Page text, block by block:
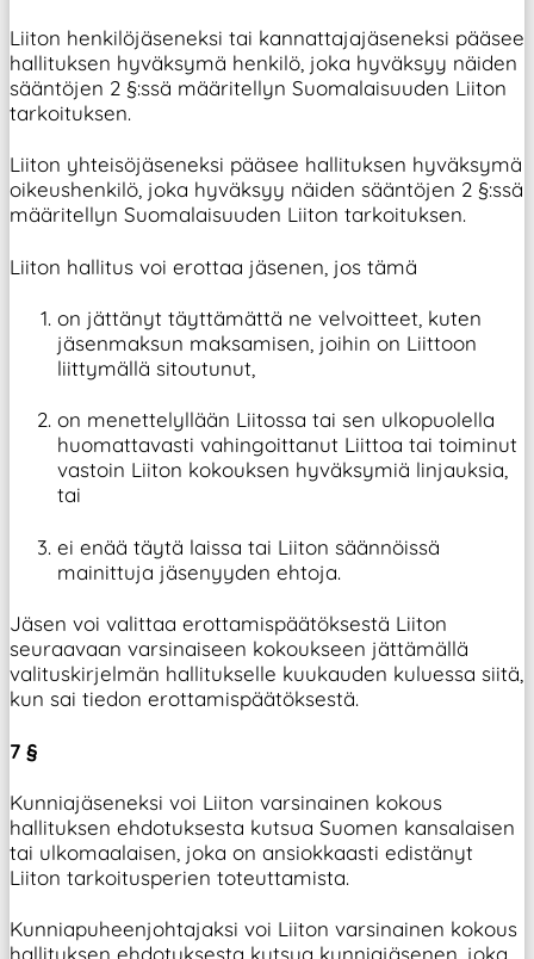
Liiton henkilöjäseneksi tai kannattajajäseneksi pääsee
hallituksen hyväksymä henkilö, joka hyväksyy näiden
sääntöjen 2 §:ssä määritellyn Suomalaisuuden Liiton
tarkoituksen.
Liiton yhteisöjäseneksi pääsee hallituksen hyväksymä
oikeushenkilö, joka hyväksyy näiden sääntöjen 2 §:ssä
määritellyn Suomalaisuuden Liiton tarkoituksen.
Liiton hallitus voi erottaa jäsenen, jos tämä
on jättänyt täyttämättä ne velvoitteet, kuten
jäsenmaksun maksamisen, joihin on Liittoon
liittymällä sitoutunut,
on menettelyllään Liitossa tai sen ulkopuolella
huomattavasti vahingoittanut Liittoa tai toiminut
vastoin Liiton kokouksen hyväksymiä linjauksia,
tai
ei enää täytä laissa tai Liiton säännöissä
mainittuja jäsenyyden ehtoja.
Jäsen voi valittaa erottamispäätöksestä Liiton
seuraavaan varsinaiseen kokoukseen jättämällä
valituskirjelmän hallitukselle kuukauden kuluessa siitä,
kun sai tiedon erottamispäätöksestä.
7 §
Kunniajäseneksi voi Liiton varsinainen kokous
hallituksen ehdotuksesta kutsua Suomen kansalaisen
tai ulkomaalaisen, joka on ansiokkaasti edistänyt
Liiton tarkoitusperien toteuttamista.
Kunniapuheenjohtajaksi voi Liiton varsinainen kokous